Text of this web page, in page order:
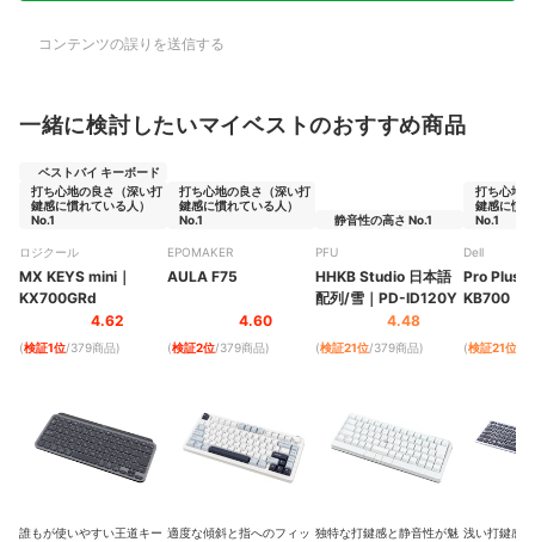
コンテンツの誤りを送信する
一緒に検討したいマイベストのおすすめ商品
ベストバイ キーボード
打ち心地の良さ（深い打
鍵感に慣れている人）
No.1
ロジクール
MX KEYS mini ｜
KX700GRd
4.62
(検証1位/379商品)
誰もが使いやすい王道キー
打ち心地の良さ（深い打
鍵感に慣れている人）
No.1
EPOMAKER
AULA F75
4.60
(検証2位/379商品)
適度な傾斜と指へのフィッ
静音性の高さ No.1
PFU
HHKB Studio 日本語
配列/雪 ｜ PD-ID120Y
4.48
(検証21位/379商品)
独特な打鍵感と静音性が魅
打ち心地
鍵感に慣
No.1
Dell
Pro Plus
KB700
(検証21位
浅い打鍵感